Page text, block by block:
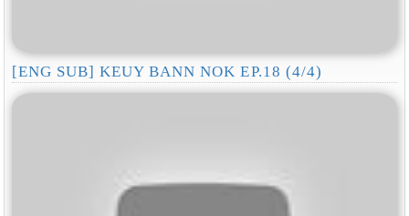
[ENG SUB] KEUY BANN NOK EP.18 (4/4)